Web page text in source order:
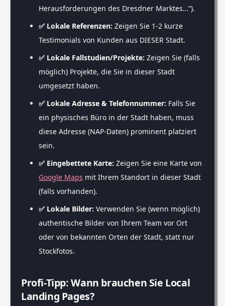
Herausforderungen des Dresdner Marktes…“).
✅ Lokale Referenzen: Zeigen Sie 1-2 kurze
Testimonials von Kunden aus DIESER Stadt.
✅ Lokale Fallstudien/Projekte: Zeigen Sie (falls
möglich) Projekte, die Sie in dieser Stadt
umgesetzt haben.
✅ Lokale Adresse & Telefonnummer: Falls Sie
ein physisches Büro in der Stadt haben, muss
diese Adresse (NAP-Daten) prominent platziert
sein.
✅ Eingebettete Karte: Zeigen Sie eine Karte von
Google Maps mit Ihrem Standort in dieser Stadt
(falls vorhanden).
✅ Lokale Bilder: Verwenden Sie (wenn möglich)
authentische Bilder von Ihrem Team vor Ort
oder von bekannten Orten der Stadt, statt nur
Stockfotos.
Profi-Tipp: Wann brauchen Sie Local
Landing Pages?